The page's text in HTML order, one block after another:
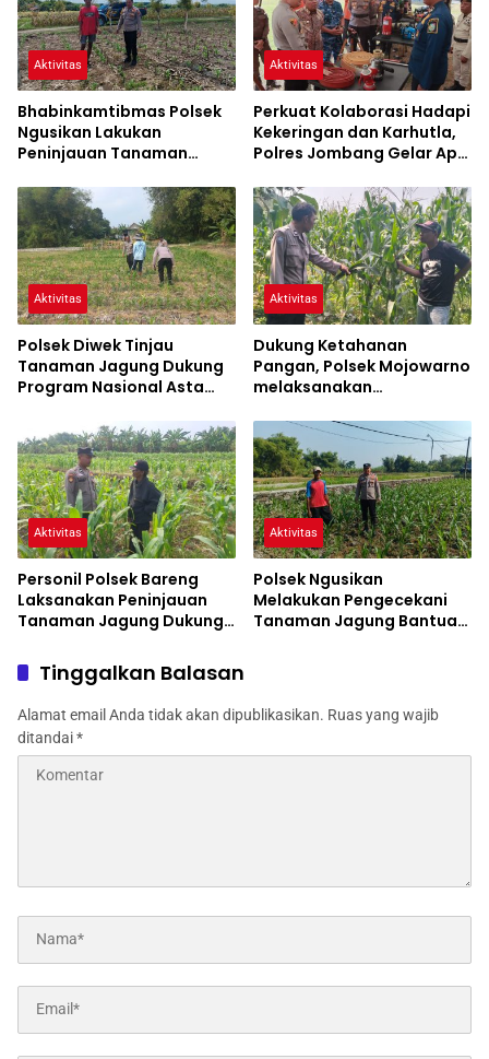
Aktivitas
Bhabinkamtibmas Polsek
Ngusikan Lakukan
Peninjauan Tanaman
Mendukung Ketahanan
Pangan
Aktivitas
Perkuat Kolaborasi Hadapi
Kekeringan dan Karhutla,
Polres Jombang Gelar Apel
Aktivitas
Polsek Diwek Tinjau
Tanaman Jagung Dukung
Program Nasional Asta
Aktivitas
Dukung Ketahanan
Pangan, Polsek Mojowarno
melaksanakan
Jagung
Aktivitas
Personil Polsek Bareng
Laksanakan Peninjauan
Tanaman Jagung Dukung
Pangan
Aktivitas
Polsek Ngusikan
Melakukan Pengecekani
Tanaman Jagung Bantuan
Tinggalkan Balasan
Alamat email Anda tidak akan dipublikasikan. Ruas yang wajib
ditandai*